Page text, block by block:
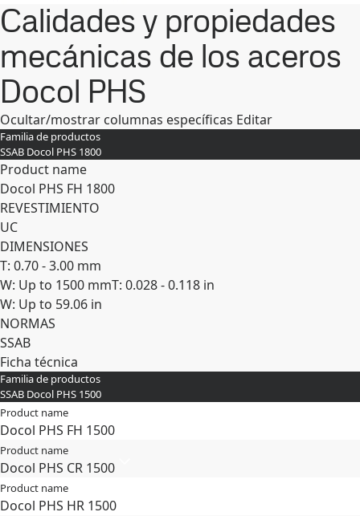
Calidades y propiedades
mecánicas de los aceros
Docol PHS
Ocultar/mostrar columnas específicas Editar
Familia de productos
SSAB Docol PHS 1800
Product name
Docol PHS FH 1800
REVESTIMIENTO
UC
DIMENSIONES
T: 0.70 - 3.00 mm
W: Up to 1500 mmT: 0.028 - 0.118 in
W: Up to 59.06 in
NORMAS
SSAB
Ficha técnica
Expandir
Familia de productos
SSAB Docol PHS 1500
Product name
Docol PHS FH 1500
Product name
Docol PHS CR 1500
Product name
Docol PHS HR 1500